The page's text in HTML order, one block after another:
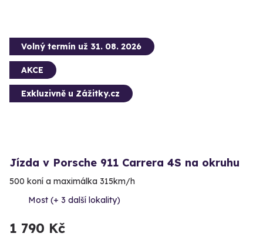
Volný termín už 31. 08. 2026
AKCE
Exkluzivně u Zážitky.cz
Jízda v Porsche 911 Carrera 4S na okruhu
500 koní a maximálka 315km/h
Most (+ 3 další lokality)
1 790 Kč